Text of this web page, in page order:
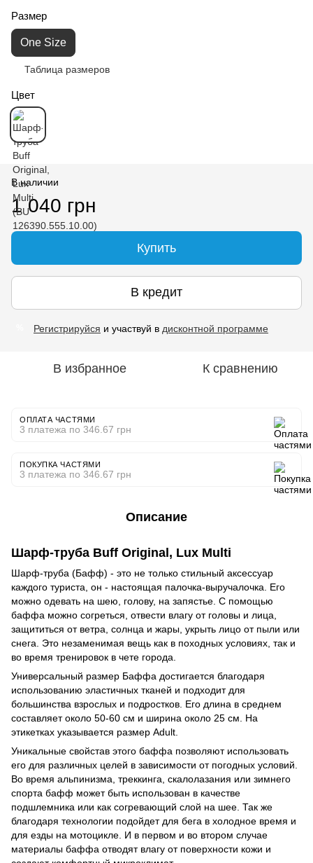
Размер
One Size
Таблица размеров
Цвет
В наличии
1 040 грн
Купить
В кредит
Регистрируйся и участвуй в дисконтной программе
В избранное К сравнению
ОПЛАТА ЧАСТЯМИ
3 платежа по 346.67 грн
ПОКУПКА ЧАСТЯМИ
3 платежа по 346.67 грн
Описание
Шарф-труба Buff Original, Lux Multi
Шарф-труба (Бафф) - это не только стильный аксессуар
каждого туриста, он - настоящая палочка-выручалочка. Его
можно одевать на шею, голову, на запястье. С помощью
баффа можно согреться, отвести влагу от головы и лица,
защититься от ветра, солнца и жары, укрыть лицо от пыли или
снега. Это незаменимая вещь как в походных условиях, так и
во время тренировок в чете города.
Универсальный размер Баффа достигается благодаря
использованию эластичных тканей и подходит для
большинства взрослых и подростков. Его длина в среднем
составляет около 50-60 см и ширина около 25 см. На
этикетках указывается размер Adult.
Уникальные свойстав этого баффа позволяют использовать
его для различных целей в зависимости от погодных условий.
Во время альпинизма, треккинга, скалолазания или зимнего
спорта бафф может быть использован в качестве
подшлемника или как согревающий слой на шее. Так же
благодаря технологии подойдет для бега в холодное время и
для езды на мотоцикле. И в первом и во втором случае
материалы баффа отводят влагу от поверхности кожи и